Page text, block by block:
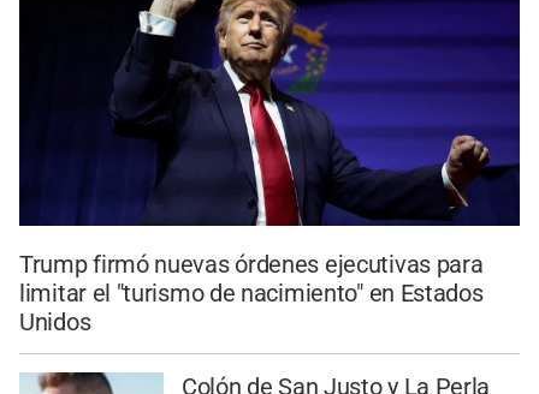
Trump firmó nuevas órdenes ejecutivas para
limitar el "turismo de nacimiento" en Estados
Unidos
Colón de San Justo y La Perla